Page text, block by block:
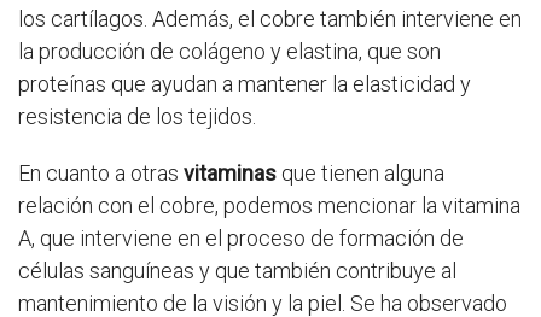
los cartílagos. Además, el cobre también interviene en
la producción de colágeno y elastina, que son
proteínas que ayudan a mantener la elasticidad y
resistencia de los tejidos.
En cuanto a otras vitaminas que tienen alguna
relación con el cobre, podemos mencionar la vitamina
A, que interviene en el proceso de formación de
células sanguíneas y que también contribuye al
mantenimiento de la visión y la piel. Se ha observado